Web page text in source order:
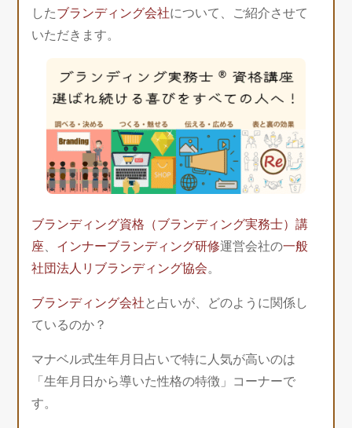
したブランディング会社について、ご紹介させて
いただきます。
ブランディング資格（ブランディング実務士）講
座、 インナーブランディング研修運営会社の一般
社団法人リブランディング協会。
ブランディング会社 と占いが、どのように関係し
ているのか？
マナベル式生年月日占いで特に人気が高いのは
「生年月日から導いた性格の特徴」コーナーで
す。